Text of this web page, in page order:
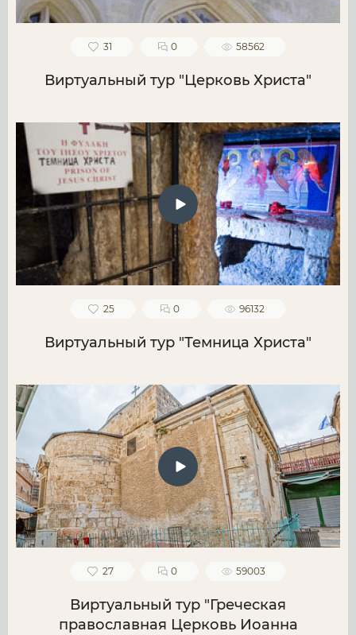
31 0 58562
Виртуальный тур "Церковь Христа"
25 0 96132
Виртуальный тур "Темница Христа"
27 0 59003
Виртуальный тур "Греческая
православная Церковь Иоанна